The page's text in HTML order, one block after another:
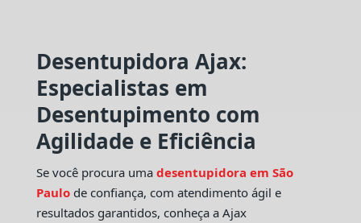
Desentupidora Ajax:
Especialistas em
Desentupimento com
Agilidade e Eficiência
Se você procura uma desentupidora em São
Paulo de confiança, com atendimento ágil e
resultados garantidos, conheça a Ajax